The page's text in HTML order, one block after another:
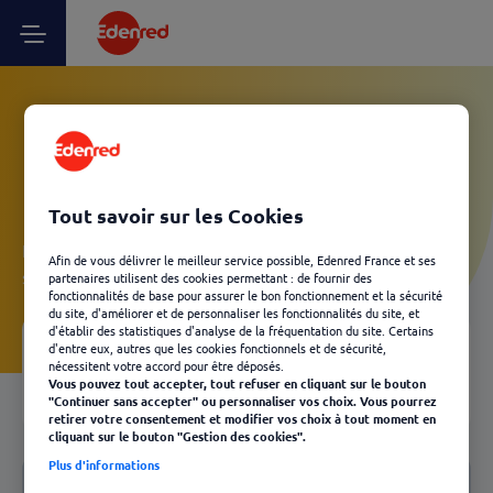
Vos questions Client
Laissez-vous guider et découvrez, en quelques clics, les
solutions Edenred les plus adaptées à votre besoin.
04 Votre FAQ
Retour
Notre FAQ
Tout savoir sur les Cookies
Afin de vous délivrer le meilleur service possible, Edenred France et ses
partenaires utilisent des cookies permettant : de fournir des
fonctionnalités de base pour assurer le bon fonctionnement et la sécurité
du site, d'améliorer et de personnaliser les fonctionnalités du site, et
d'établir des statistiques d'analyse de la fréquentation du site. Certains
d'entre eux, autres que les cookies fonctionnels et de sécurité,
nécessitent votre accord pour être déposés.
Vous pouvez tout accepter, tout refuser en cliquant sur le bouton
"Continuer sans accepter" ou personnaliser vos choix. Vous pourrez
retirer votre consentement et modifier vos choix à tout moment en
cliquant sur le bouton "Gestion des cookies".
Plus d'informations